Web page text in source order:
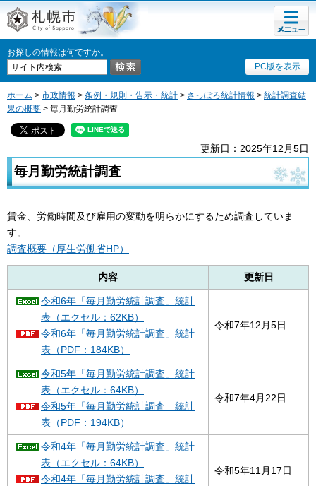
札幌市
お探しの情報は何ですか。
PC版を表示
メニュ
ー
ホーム > 市政情報 > 条例・規則・告示・統計 > さっぽろ統計情報 > 統計調査結
果の概要 > 毎月勤労統計調査
更新日：2025年12月5日
毎月勤労統計調査
賃金、労働時間及び雇用の変動を明らかにするため調査していま
す。
調査概要（厚生労働省HP）
内容 更新日
令和6年「毎月勤労統計調査」統計
表（エクセル：62KB）
令和6年「毎月勤労統計調査」統計
表（PDF：184KB）
令和7年12月5日
令和5年「毎月勤労統計調査」統計
表（エクセル：64KB）
令和5年「毎月勤労統計調査」統計
表（PDF：194KB）
令和7年4月22日
令和4年「毎月勤労統計調査」統計
表（エクセル：64KB）
令和4年「毎月勤労統計調査」統計
令和5年11月17日